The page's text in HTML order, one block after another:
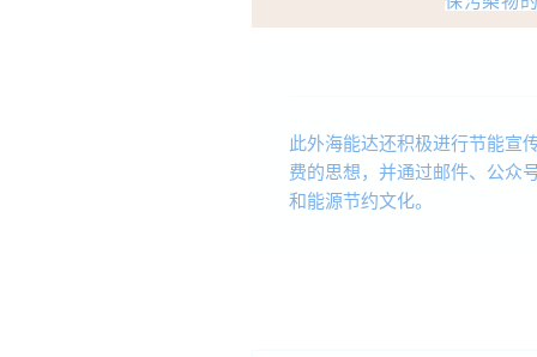
此外海能达还积极进行节能宣
费的思想，并通过邮件、公众
和能源节约文化。